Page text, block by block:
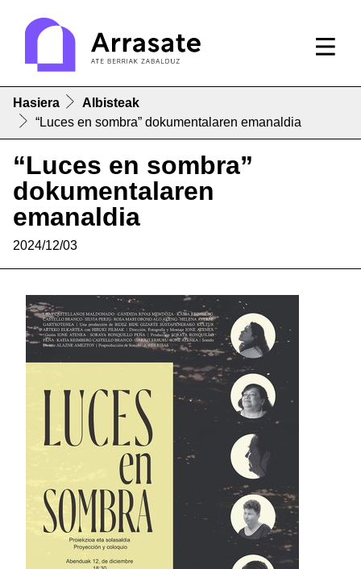
Hasiera
Albisteak
“Luces en sombra” dokumentalaren emanaldia
“Luces en sombra”
dokumentalaren
emanaldia
2024/12/03